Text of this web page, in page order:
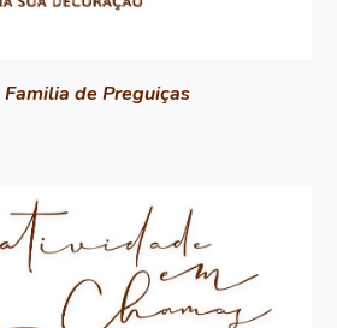
Familia de Preguiças